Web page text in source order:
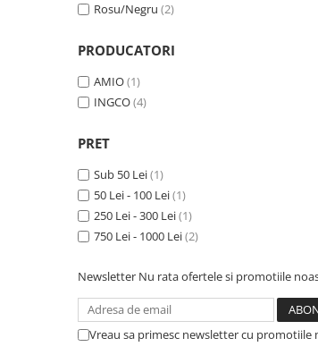
Scania R S G P Next Generation
Scania RPG
Volvo FH 2 Euro 4
Volvo FH 3 Euro 5
Volvo FH 4 Euro 6
Volvo Model FM
Bare LED (LED Bar) off-road, auto
Rosu/Negru (2)
PRODUCATORI
AMIO(1)
INGCO(4)
PRET
Sub 50 Lei(1)
50 Lei - 100 Lei(1)
250 Lei - 300 Lei(1)
750 Lei - 1000 Lei(2)
Newsletter Nu rata ofertele si promotiile
Vreau sa primesc newsletter cu promotiile